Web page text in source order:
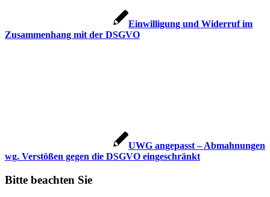
Einwilligung und Widerruf im
Zusammenhang mit der DSGVO
UWG angepasst – Abmahnungen
wg. Verstößen gegen die DSGVO eingeschränkt
Bitte beachten Sie